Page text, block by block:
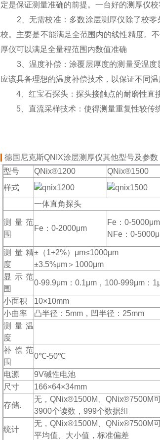
定是保证测量准确的前提。一台好的测厚仪
2、无需校准：多数涂层测厚仪除了校零
校。主要是不能满足全范围内的线性精度。
厚仪可以满足全量程范围内数值准确
3、温度补偿：涂覆层厚度的测量受温度
应该具备理想的温度补偿技术，以保证不同温
4、红宝石探头：探头接触点的耐磨性直接
5、直流采样技术：使得测量重复性较传
德国尼克斯QNIX涂层测厚仪其他型号及参数
型号
QNix®1200 QNix®1500
样式
一体直角探头
测量范
围
Fe：0-2000μm
Fe：0-5000μm
NFe：0-
测量精
度
±（1+2%）μm≤1000μm
±3.5%μm＞1000μm
显示范
围
0-99.9μm：0.1μm，100-999μm：
小面积 10×10mm
小曲率
凸半径：5mm，凹半径：25mm
测量温
度
补偿范
围
0℃-50℃
电源 9V碱性电池
尺寸
166×64×34mm
存储.
无，QNix®1500M、QNix®7500M
3900个读数，999个数据组
统计
无，QNix®1500M、QNix®7500M
平均值、大小值，标准偏差